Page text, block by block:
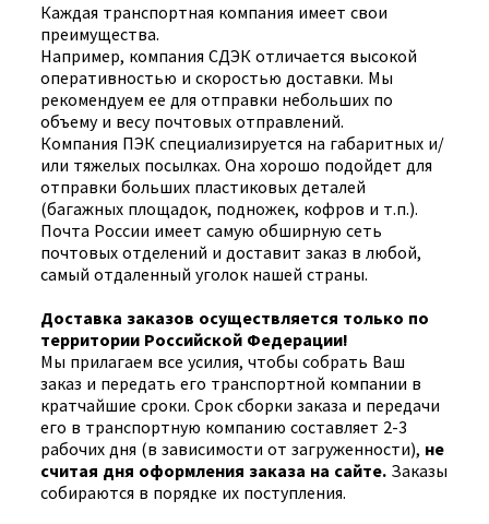
Каждая транспортная компания имеет свои
преимущества.
Например, компания СДЭК отличается высокой
оперативностью и скоростью доставки. Мы
рекомендуем ее для отправки небольших по
объему и весу почтовых отправлений.
Компания ПЭК специализируется на габаритных и/
или тяжелых посылках. Она хорошо подойдет для
отправки больших пластиковых деталей
(багажных площадок, подножек, кофров и т.п.).
Почта России имеет самую обширную сеть
почтовых отделений и доставит заказ в любой,
самый отдаленный уголок нашей страны.
Доставка заказов осуществляется только по
территории Российской Федерации!
Мы прилагаем все усилия, чтобы собрать Ваш
заказ и передать его транспортной компании в
кратчайшие сроки. Срок сборки заказа и передачи
его в транспортную компанию составляет 2-3
рабочих дня (в зависимости от загруженности), не
считая дня оформления заказа на сайте. Заказы
собираются в порядке их поступления.